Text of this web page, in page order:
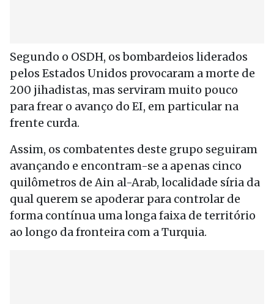
Segundo o OSDH, os bombardeios liderados
pelos Estados Unidos provocaram a morte de
200 jihadistas, mas serviram muito pouco
para frear o avanço do EI, em particular na
frente curda.
Assim, os combatentes deste grupo seguiram
avançando e encontram-se a apenas cinco
quilômetros de Ain al-Arab, localidade síria da
qual querem se apoderar para controlar de
forma contínua uma longa faixa de território
ao longo da fronteira com a Turquia.